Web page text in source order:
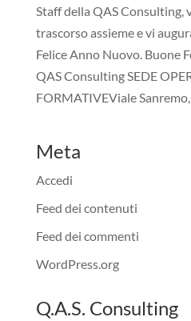
Staff della QAS Consulting,
trascorso assieme e vi
Felice Anno Nuovo. Buone
QAS Consulting SEDE
FORMATIVEViale
Meta
Accedi
Feed dei contenuti
Feed dei commenti
WordPress.org
Q.A.S. Consulting